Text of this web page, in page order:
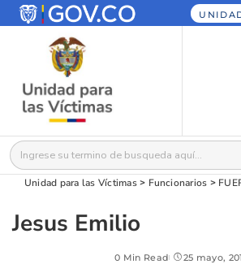
Buscar:
Unidad para las Víctimas> Funcionarios >
Jesus Emilio
0 Min Read 25 mayo,